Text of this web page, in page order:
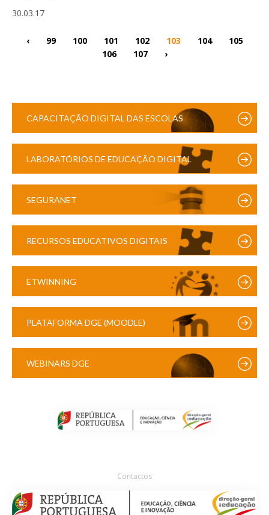
30.03.17
‹ 99 100 101 102 103 104
105
106
107 ›
CAPACITAÇÃO DIGITAL DAS ESCOLAS
LABORATÓRIOS DE EDUCAÇÃO DIGITAL
SEGURANET
RECURSOS EDUCATIVOS DIGITAIS
ETWINNING
PLATAFORMA DGE (MOODLE)
WEBINARS DGE
Contactos